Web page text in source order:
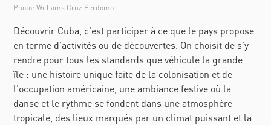
Photo: Williams Cruz Perdomo
Découvrir Cuba, c'est participer à ce que le pays propose
en terme d'activités ou de découvertes. On choisit de s'y
rendre pour tous les standards que véhicule la grande
île : une histoire unique faite de la colonisation et de
l'occupation américaine, une ambiance festive où la
danse et le rythme se fondent dans une atmosphère
tropicale, des lieux marqués par un climat puissant et la